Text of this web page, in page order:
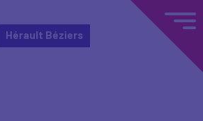
Hérault Béziers